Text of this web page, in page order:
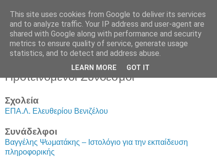
Προτεινόμενοι Σύνδεσμοι
Σχολεία
ΕΠΑ.Λ. Ελευθερίου Βενιζέλου
Συνάδελφοι
Βαγγέλης Ψωματάκης – Ιστολόγιο για την εκπαίδευση
πληροφορικής
This site uses cookies from Google to deliver its services
and to analyze traffic. Your IP address and user-agent are
shared with Google along with performance and security
metrics to ensure quality of service, generate usage
statistics, and to detect and address abuse.
LEARN MORE GOT IT